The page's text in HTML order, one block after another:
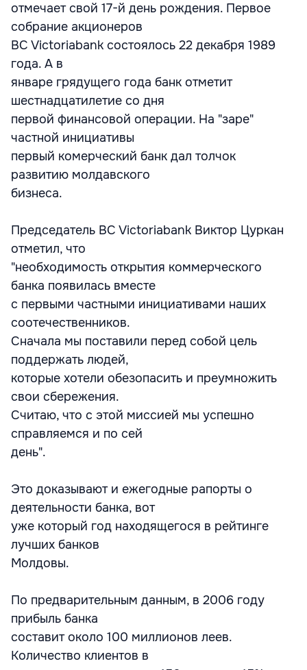
отмечает свой 17-й день рождения. Первое
собрание акционеров
BC Victoriabank состоялось 22 декабря 1989
года. А в
январе грядущего года банк отметит
шестнадцатилетие со дня
первой финансовой операции. На "заре"
частной инициативы
первый комерческий банк дал толчок
развитию молдавского
бизнеса.
Председатель BC Victoriabank Виктор Цуркан
отметил, что
"необходимость открытия коммерческого
банка появилась вместе
с первыми частными инициативами наших
соотечественников.
Сначала мы поставили перед собой цель
поддержать людей,
которые хотели обезопасить и преумножить
свои сбережения.
Считаю, что с этой миссией мы успешно
справляемся и по сей
день".
Это доказывают и ежегодные рапорты о
деятельности банка, вот
уже который год находящегося в рейтинге
лучших банков
Молдовы.
По предварительным данным, в 2006 году
прибыль банка
составит около 100 миллионов леев.
Количество клиентов в